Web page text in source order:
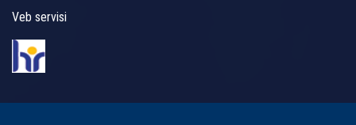
Veb servisi